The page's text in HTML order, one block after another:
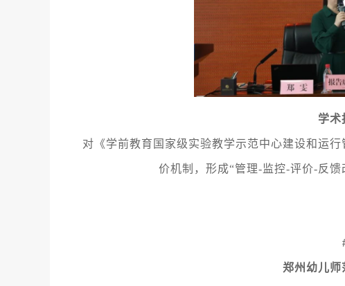
学术
对《学前教育国家级实验教学示范中心建设和运
价机制，形成“管理-监控-评价-反馈
郑州幼儿师